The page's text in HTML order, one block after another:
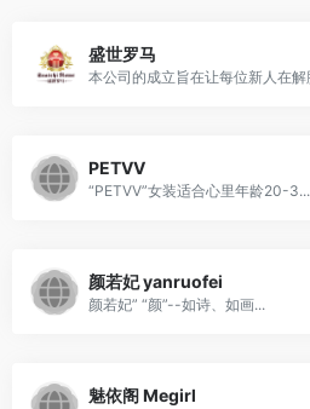
盛世罗马
PETVV
“PETVV”女装适合心里年龄20-3...
颜若妃 yanruofei
颜若妃” “颜”--如诗、如画...
魅依阁 Megirl